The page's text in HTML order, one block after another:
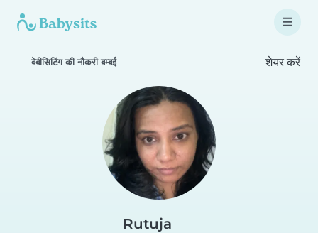
बेबीसिटिंग की नौकरी बम्बई शेयर करें
Rutuja